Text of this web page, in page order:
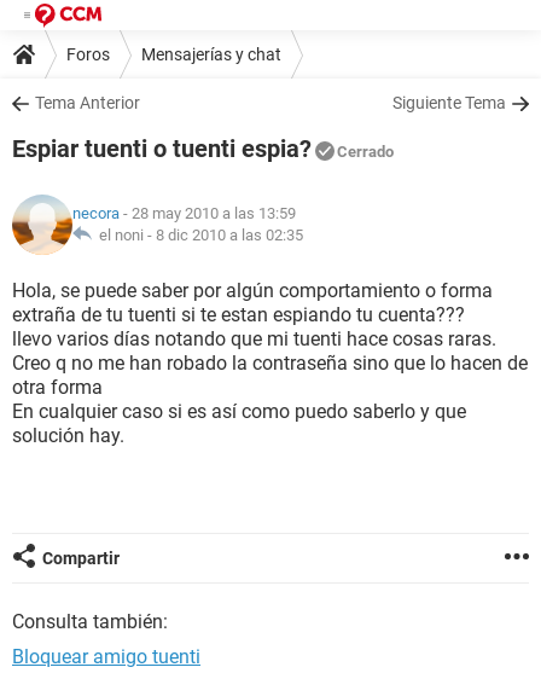
Foros Mensajerías y chat
Tema Anterior Siguiente Tema
Espiar tuenti o tuenti espia? Cerrado
necora - 28 may 2010 a las 13:59
el noni - 8 dic 2010 a las 02:35
Hola, se puede saber por algún comportamiento o forma
extraña de tu tuenti si te estan espiando tu cuenta???
llevo varios días notando que mi tuenti hace cosas raras.
Creo q no me han robado la contraseña sino que lo hacen de
otra forma
En cualquier caso si es así como puedo saberlo y que
solución hay.
Compartir
Consulta también:
Bloquear amigo tuenti